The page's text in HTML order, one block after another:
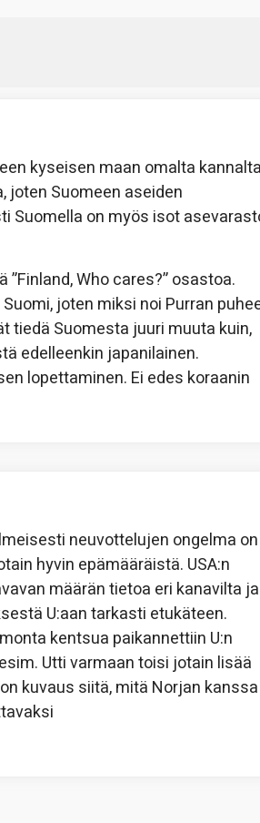
kyseisen maan omalta
joten Suomeen aseiden
Suomella on myös isot
Who cares?” osastoa.
joten miksi noi Purran
tiedä Suomesta juuri muuta kuin,
edelleenkin japanilainen.
lopettaminen. Ei edes koraanin
neuvottelujen ongelma on
hyvin epämääräistä. USA:n
määrän tietoa eri kanavilta ja
U:aan tarkasti etukäteen.
kentsua paikannettiin U:n
Utti varmaan toisi jotain lisää
kuvaus siitä, mitä Norjan kanssa